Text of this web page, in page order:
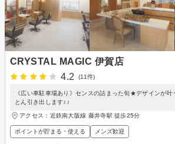
CRYSTAL MAGIC 伊賀店
4.2
(11件)
《広い車駐車場あり》センスの詰まった旬★デザインが
とん引き出します♪♪
アクセス：近鉄南大阪線 藤井寺駅 徒歩25分
ポイントが貯まる・使える メンズ歓迎